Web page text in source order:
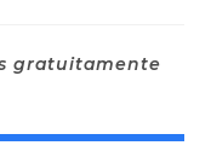
gratuitamente